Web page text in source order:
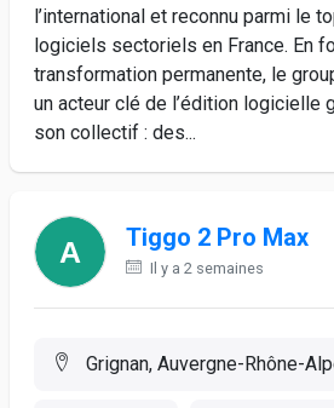
l’international et reconnu parmi le
logiciels sectoriels en France. En
transformation permanente, le
un acteur clé de l’édition logicielle
son collectif : des...
Tiggo 2 Pro Max
Il y a 2 semaines
Grignan, Auvergne-Rhône-